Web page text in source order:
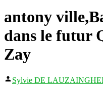
antony
dans le futur
Zay
Publié
Sylvie DE